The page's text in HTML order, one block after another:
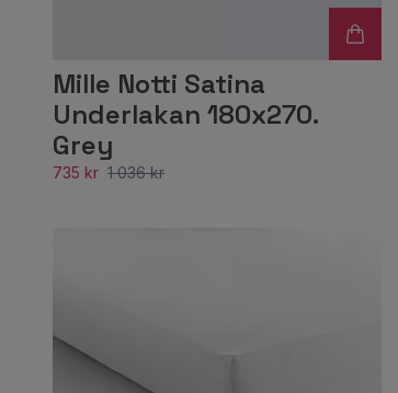
Mille Notti Satina
Underlakan 180x270.
Grey
735 kr 1 036 kr